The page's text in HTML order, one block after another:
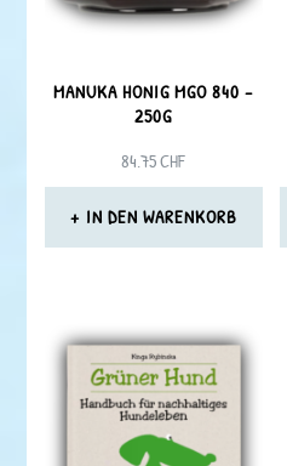
MANUKA HONIG MGO 840 –
250G
84.75CHF
IN DEN WARENKORB